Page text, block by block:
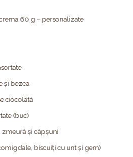
60 g – personalizate
și bezea
ciocolată
(buc)
zmeură și căpșuni
biscuiți cu unt și gem)